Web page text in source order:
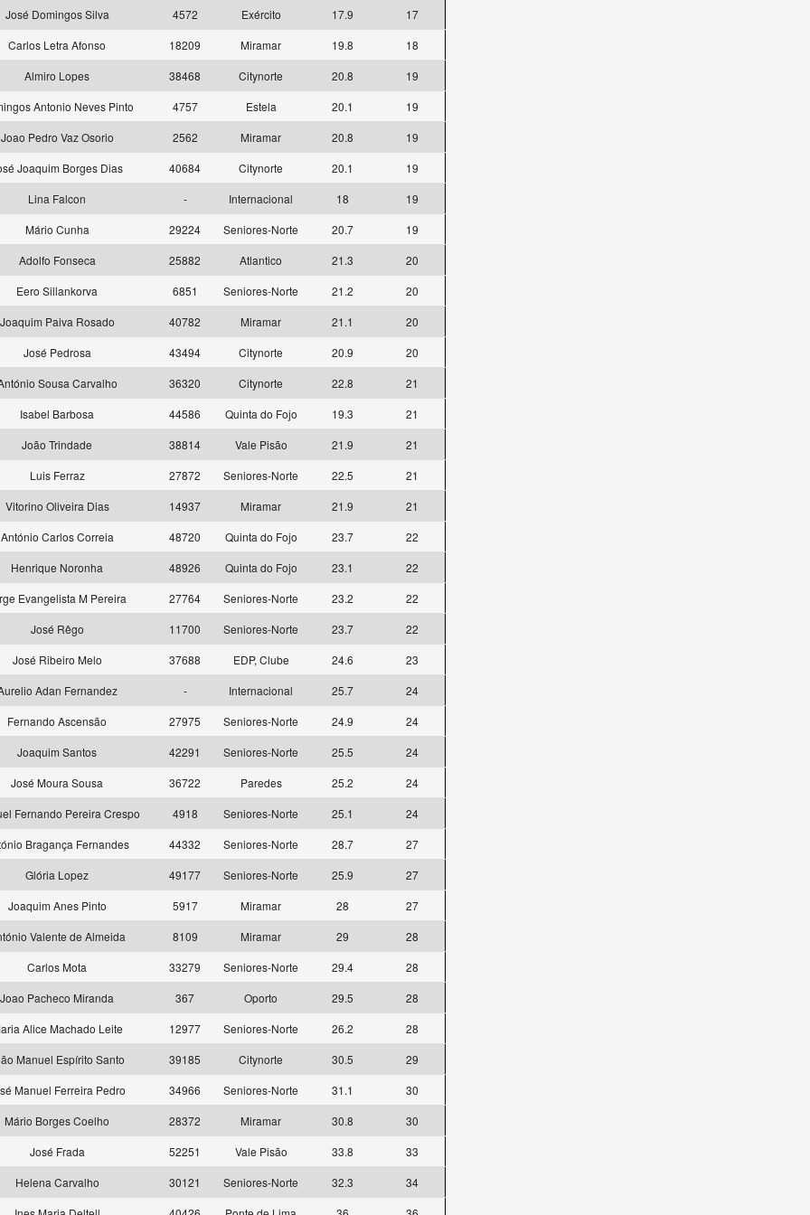
José Domingos Silva
4572 Exército 17.9
17
Carlos Letra Afonso
18209 Miramar 19.8
18
Almiro Lopes
38468 Citynorte 20.8
19
Antonio Neves Pinto
4757 Estela 20.1
19
Joao Pedro Vaz Osorio
2562 Miramar 20.8
19
Joaquim Borges Dias
40684 Citynorte 20.1
19
Lina Falcon
- Internacional 18
19
Mário Cunha
29224 Seniores-Norte 20.7
19
Adolfo Fonseca
25882 Atlantico 21.3
20
Eero Sillankorva
6851 Seniores-Norte 21.2
20
Joaquim Paiva Rosado
40782 Miramar 21.1
20
José Pedrosa
43494 Citynorte 20.9
20
Sousa Carvalho
36320 Citynorte 22.8
21
Isabel Barbosa
44586 Quinta do Fojo 19.3
21
João Trindade
38814 Vale Pisão 21.9
21
Luis Ferraz
27872 Seniores-Norte 22.5
21
Vitorino Oliveira Dias
14937 Miramar 21.9
21
António Carlos Correia
48720 Quinta do Fojo 23.7
22
Henrique Noronha
48926 Quinta do Fojo 23.1
22
Evangelista M Pereira
27764 Seniores-Norte 23.2
22
José Rêgo
11700 Seniores-Norte 23.7
22
José Ribeiro Melo
37688 EDP, Clube 24.6
23
Adan Fernandez
- Internacional 25.7
24
Fernando Ascensão
27975 Seniores-Norte 24.9
24
Joaquim Santos
42291 Seniores-Norte 25.5
24
José Moura Sousa
36722 Paredes 25.2
24
Fernando Pereira Crespo
4918 Seniores-Norte 25.1
24
Bragança Fernandes
44332 Seniores-Norte 28.7
27
Glória Lopez
49177 Seniores-Norte 25.9
27
Joaquim Anes Pinto
5917 Miramar 28
27
Valente de Almeida
8109 Miramar 29
28
Carlos Mota
33279 Seniores-Norte 29.4
28
Joao Pacheco Miranda
367 Oporto 29.5
28
Alice Machado Leite
12977 Seniores-Norte 26.2
28
Manuel Espírito Santo
39185 Citynorte 30.5
29
Manuel Ferreira Pedro
34966 Seniores-Norte 31.1
30
Mário Borges Coelho
28372 Miramar 30.8
30
José Frada
52251 Vale Pisão 33.8
33
Helena Carvalho
30121 Seniores-Norte 32.3
34